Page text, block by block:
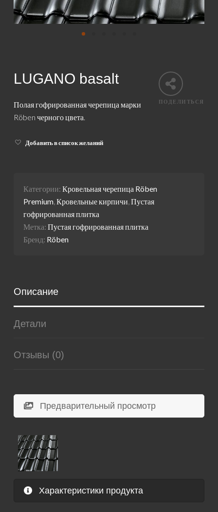
ПОДЕЛИТЬСЯ
LUGANO basalt
Полая гофрированная черепица марки
Röben черного цвета.
Добавить в список желаний
Категории:Кровельная черепица Röben
Premium,Кровельные кирпичи,Пустая
гофрированная плитка
Метка:Пустая гофрированная плитка
Бренд: Röben
Описание
Детали
Отзывы (0)
Предварительный просмотр
Характеристики продукта